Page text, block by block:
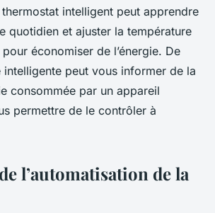
intelligent peut apprendre
quotidien et ajuster la température
économiser de l’énergie. De
intelligente peut vous informer de la
consommée par un appareil
permettre de le contrôler à
l’automatisation de la